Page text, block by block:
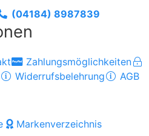
(04184) 8987839
Zahlungsmöglichkeiten
Widerrufsbelehrung AGB
Markenverzeichnis